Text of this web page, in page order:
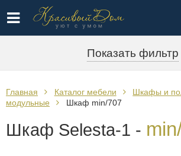
Показать фильтр
Главная Каталог мебели Шкафы и
модульные
Шкаф min/707
Шкаф Selesta-1 -